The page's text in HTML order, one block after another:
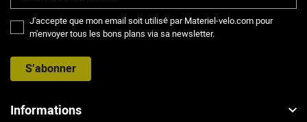
J'accepte que mon email soit utilisé par Materiel-velo.com pour
m'envoyer tous les bons plans via sa newsletter.
S’abonner
Informations